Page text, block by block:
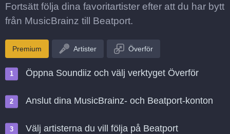
Fortsätt följa dina favoritartister efter att du har bytt
från MusicBrainz till Beatport.
Premium Artister Överför
Öppna Soundiiz och välj verktyget Överför
Anslut dina MusicBrainz- och Beatport-konton
Välj artisterna du vill följa på Beatport